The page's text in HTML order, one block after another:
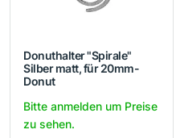
Donuthalter "Spirale"
Silber matt, für 20mm-
Donut
Bitte anmelden um Preise
zu sehen.